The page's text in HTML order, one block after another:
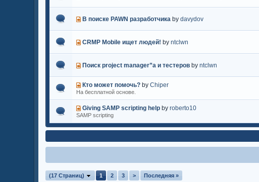
В поиске PAWN разработчика bydavydov
CRMP Mobile ищет людей! byntclwn
Поиск project manager”a и тестеров byntclwn
Кто может помочь? byChiper
На бесплатной основе.
Giving SAMP scripting help byroberto10
SAMP scripting
(17 Страниц) 1 2 3 > Последняя »